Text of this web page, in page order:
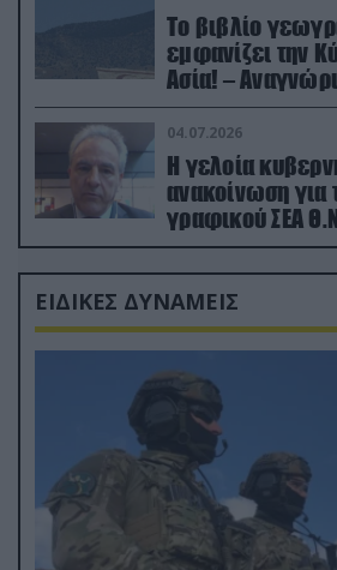
Το βιβλίο
εμφανίζει την
Ασία! –
κατεχόμενα;
04.07.2026
Η γελοία
ανακοίνωση για
γραφικού ΣΕΑ
Ρώσους φαρσέρ
ΕΙΔΙΚΕΣ ΔΥΝΑΜΕΙΣ